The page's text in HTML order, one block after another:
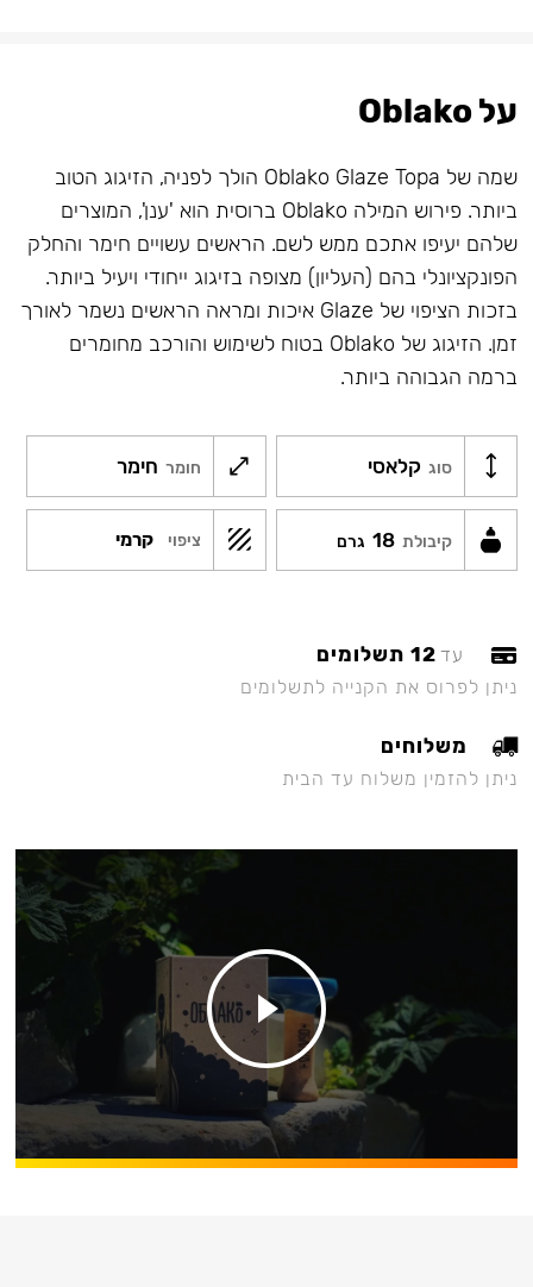
על Oblako
שמה של Oblako Glaze Topa הולך לפניה, הזיגוג הטוב
ביותר. פירוש המילה Oblako ברוסית הוא 'ענן', המוצרים
שלהם יעיפו אתכם ממש לשם. הראשים עשויים חימר והחלק
הפונקציונלי בהם (העליון) מצופה בזיגוג ייחודי ויעיל ביותר.
בזכות הציפוי של Glaze איכות ומראה הראשים נשמר לאורך
זמן. הזיגוג של Oblako בטוח לשימוש והורכב מחומרים
ברמה הגבוהה ביותר.
סוג קלאסי חומר חימר
קיבולת 18 גרם ציפוי קרמי
עד 12 תשלומים
ניתן לפרוס את הקנייה לתשלומים
משלוחים
ניתן להזמין משלוח עד הבית